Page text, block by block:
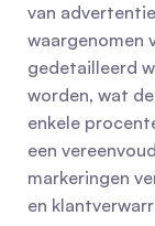
van
waargenomen
gedetailleerd
worden, wat
enkele
een
markeringen
en